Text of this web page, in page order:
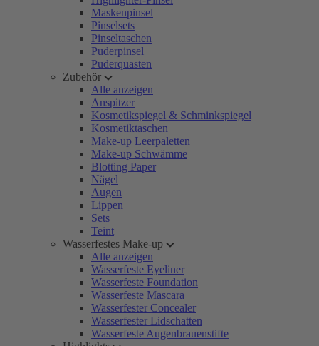
Maskenpinsel
Pinselsets
Pinseltaschen
Puderpinsel
Puderquasten
Zubehör
Alle anzeigen
Anspitzer
Kosmetikspiegel & Schminkspiegel
Kosmetiktaschen
Make-up Leerpaletten
Make-up Schwämme
Blotting Paper
Nägel
Augen
Lippen
Sets
Teint
Wasserfestes Make-up
Alle anzeigen
Wasserfeste Eyeliner
Wasserfeste Foundation
Wasserfeste Mascara
Wasserfester Concealer
Wasserfester Lidschatten
Wasserfeste Augenbrauenstifte